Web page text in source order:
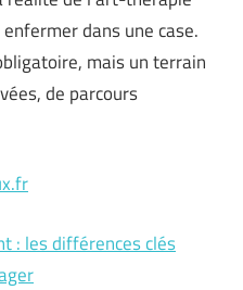
dans une case.
mais un terrain
de parcours
: les différences clés